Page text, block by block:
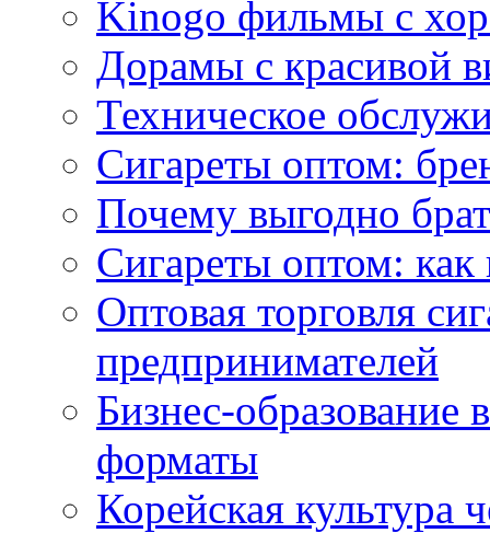
Kinogo фильмы с
Дорамы с красивой
Техническое
Сигареты оптом:
Почему выгодно
Сигареты оптом: как
Оптовая торговля
предпринимателей
Бизнес-образование
форматы
Корейская культура